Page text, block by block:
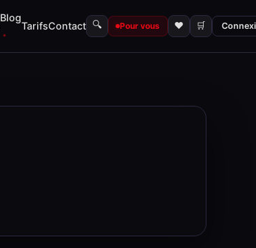
Blog
TarifsContact 🔍 Pour vous ♥ 🛒